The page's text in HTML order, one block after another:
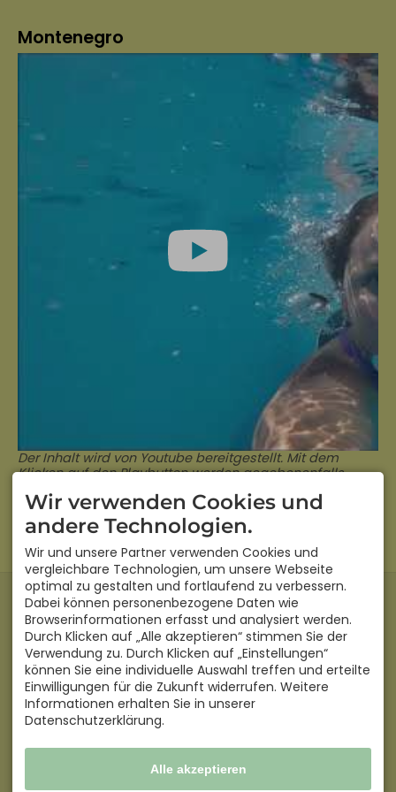
Montenegro
Der Inhalt wird von Youtube bereitgestellt. Mit dem
Klicken auf den Playbutton werden gegebenenfalls
gesetzt.
2019
KONTAKT
Bachnah
Zur Reite 5
87538 Langenwang
DEUTSCHLAND
Mobil+49 171 849 22 90
info@bachnah.de
Facebook
Wir verwenden Cookies und
andere Technologien.
Wir und unsere Partner verwenden Cookies und
vergleichbare Technologien, um unsere Webseite
optimal zu gestalten und fortlaufend zu verbessern.
Dabei können personenbezogene Daten wie
Browserinformationen erfasst und analysiert werden.
Durch Klicken auf „Alle akzeptieren“ stimmen Sie der
Verwendung zu. Durch Klicken auf „Einstellungen“
können Sie eine individuelle Auswahl treffen und erteilte
Einwilligungen für die Zukunft widerrufen. Weitere
Informationen erhalten Sie in unserer
Datenschutzerklärung.
Alle akzeptieren